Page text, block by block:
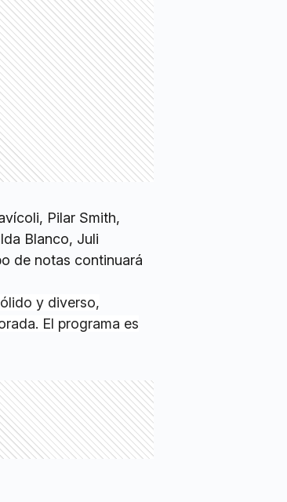
Pilar Smith,
Blanco, Juli
de notas continuará
y diverso,
El programa es